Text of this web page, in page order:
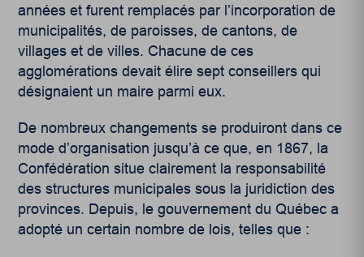
années et furent remplacés par l’incorporation de
municipalités, de paroisses, de cantons, de
villages et de villes. Chacune de ces
agglomérations devait élire sept conseillers qui
désignaient un maire parmi eux.
De nombreux changements se produiront dans ce
mode d’organisation jusqu’à ce que, en 1867, la
Confédération situe clairement la responsabilité
des structures municipales sous la juridiction des
provinces. Depuis, le gouvernement du Québec a
adopté un certain nombre de lois, telles que :